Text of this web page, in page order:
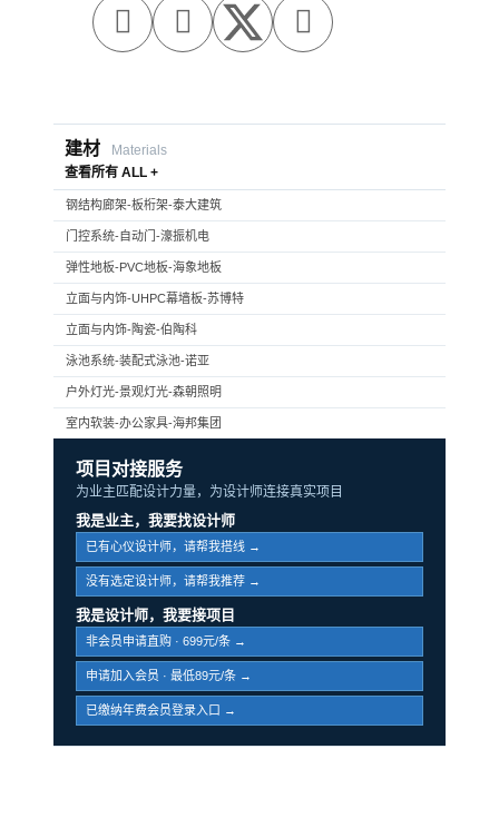
  
建材
Materials
查看所有 ALL +
钢结构廊架-板桁架-泰大建筑
门控系统-自动门-濠振机电
弹性地板-PVC地板-海象地板
立面与内饰-UHPC幕墙板-苏博特
立面与内饰-陶瓷-伯陶科
泳池系统-装配式泳池-诺亚
户外灯光-景观灯光-森朝照明
室内软装-办公家具-海邦集团
项目对接服务
为业主匹配设计力量，为设计师连接真实项目
我是业主，我要找设计师
已有心仪设计师，请帮我搭线 →
没有选定设计师，请帮我推荐 →
我是设计师，我要接项目
非会员申请直购 · 699元/条 →
申请加入会员 · 最低89元/条 →
已缴纳年费会员登录入口 →